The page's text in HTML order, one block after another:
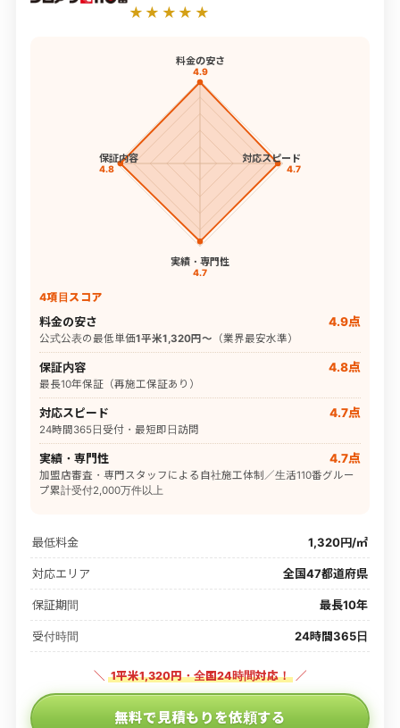
★★★★★
料金の安さ
4.9
対応スピード
4.7
実績・専門性
4.7
保証内容
4.8
4項目スコア
料金の安さ 4.9点
公式公表の最低単価1平米1,320円〜 （業界最安水準）
保証内容 4.8点
最長10年保証（再施工保証あり）
対応スピード 4.7点
24時間365日受付・最短即日訪問
実績・専門性 4.7点
加盟店審査・専門スタッフによる自社施工体制／生活110番グルー
プ累計受付2,000万件以上
最低料金 1,320円/㎡
対応エリア 全国47都道府県
保証期間 最長10年
受付時間 24時間365日
＼ 1平米1,320円・全国24時間対応！ ／
無料で見積もりを依頼する